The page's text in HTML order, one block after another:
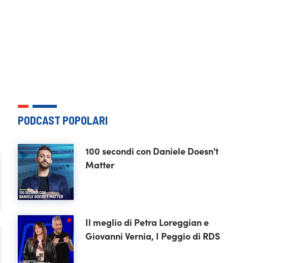
PODCAST POPOLARI
100 secondi con Daniele Doesn't
Matter
Il meglio di Petra Loreggian e
Giovanni Vernia, I Peggio di RDS